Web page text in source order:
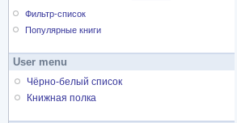
Фильтр-список
Популярные книги
User menu
Чёрно-белый список
Книжная полка